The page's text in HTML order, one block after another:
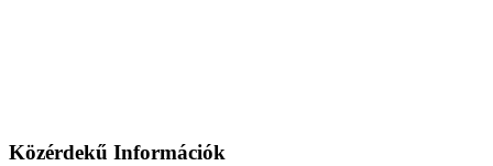
Közérdekű Információk